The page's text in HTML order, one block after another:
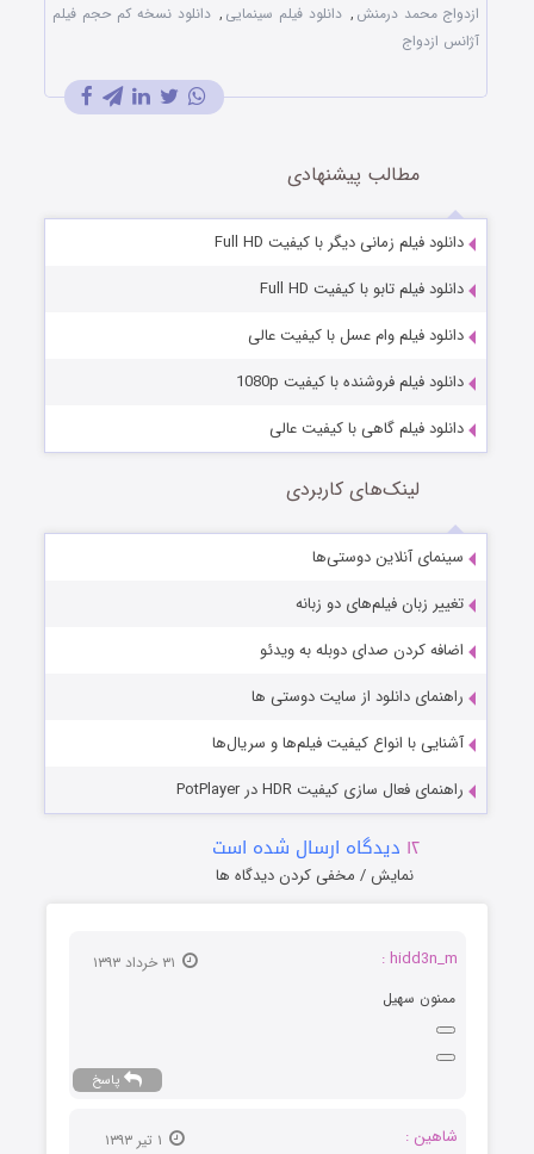
ازدواج محمد درمنش , دانلود فیلم سینمایی , دانلود نسخه کم حجم فیلم
آژانس ازدواج
مطالب پیشنهادی
دانلود فیلم زمانی دیگر با کیفیت Full HD
دانلود فیلم تابو با کیفیت Full HD
دانلود فیلم وام عسل با کیفیت عالی
دانلود فیلم فروشنده با کیفیت 1080p
دانلود فیلم گاهی با کیفیت عالی
لینک‌های کاربردی
سینمای آنلاین دوستی‌ها
تغییر زبان فیلم‌های دو زبانه
اضافه کردن صدای دوبله به ویدئو
راهنمای دانلود از سایت دوستی ها
آشنایی با انواع کیفیت فیلم‌ها و سریال‌ها
راهنمای فعال سازی کیفیت HDR در PotPlayer
۱۲ دیدگاه ارسال شده است
نمایش / مخفی کردن دیدگاه ها
hidd3n_m :
ممنون سهیل
پاسخ
شاهین :